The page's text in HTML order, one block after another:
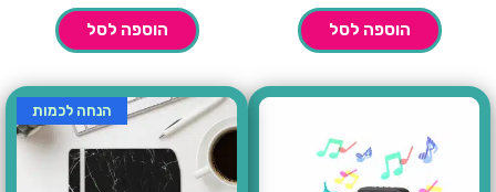
הוספה לסל הוספה לסל
הנחה לכמות